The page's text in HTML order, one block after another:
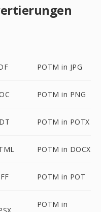
POTM in JPG
POTM in PNG
POTM in POTX
POTM in DOCX
POTM in POT
POTM in